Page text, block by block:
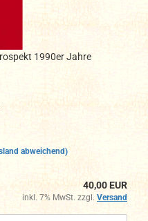
1990er Jahre
abweichend)
40,00 EUR
inkl. 7% MwSt. zzgl. Versand